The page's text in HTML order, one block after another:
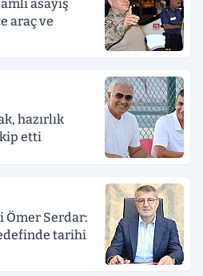
asayiş
araç ve
hazırlık
etti
Ömer Serdar:
tarihi